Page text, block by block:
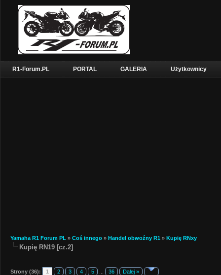
R1-Forum.PL PORTAL GALERIA Użytkownicy
Yamaha R1 Forum PL » Coś innego » Handel obwoźny R1 » Kupię RNxy
Kupię RN19 [cz.2]
Strony (36): 1 2 3 4 5 36 Dalej »